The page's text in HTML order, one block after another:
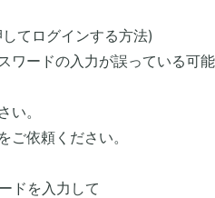
てログインする方法)
ワードの入力が誤っている可
い。
依頼ください。
ドを入力して